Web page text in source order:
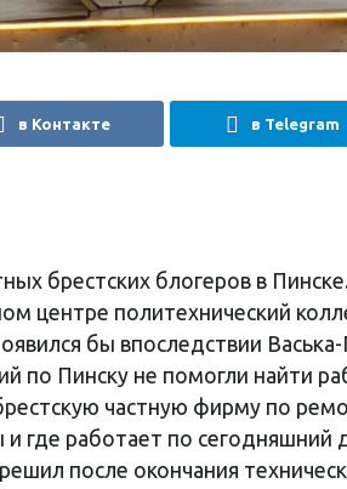
в Контакте в Telegram
брестских блогеров в
центре политехнический
бы впоследствии
по Пинску не помогли найти
частную фирму по
где работает по сегодняшний
после окончания